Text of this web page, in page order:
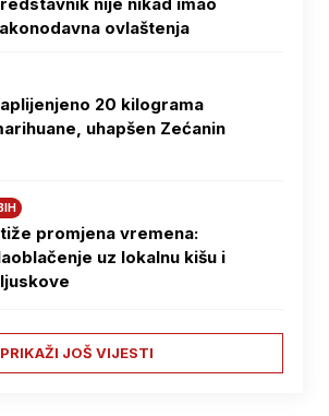
ovlaštenja
20 kilograma
uhapšen Zećanin
promjena vremena:
uz lokalnu kišu i
PRIKAŽI JOŠ VIJESTI